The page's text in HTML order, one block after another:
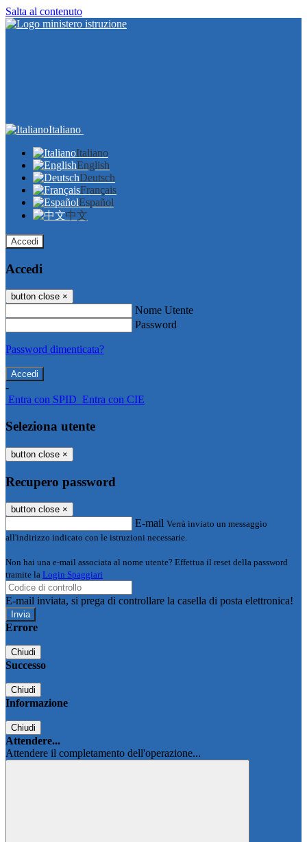
Salta al contenuto
Italiano
Italiano
English
Deutsch
Français
Español
中文
Accedi
Accedi
button close ×
Nome Utente
Password
Password dimenticata?
-
Entra con SPID Entra con CIE
Seleziona utente
button close ×
Recupero password
button close ×
E-mail Verrà inviato un messaggio
all'indirizzo indicato con le istruzioni necessarie.
Non hai una e-mail associata al nome utente? Effettua il reset della password
tramite la Login Spaggiari
E-mail inviata, si prega di controllare la casella di posta elettronica!
Errore
Chiudi
Successo
Chiudi
Informazione
Chiudi
Attendere...
Attendere il completamento dell'operazione...